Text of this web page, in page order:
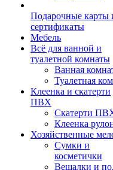
Подарочные карты
сертификаты
Мебель
Всё для ванной и
туалетной комнаты
Ванная
Туалетная
Клеенка и скатерти
ПВХ
Скатерти
Клеенка
Хозяйственные
Сумки и
косметички
Вешалки и